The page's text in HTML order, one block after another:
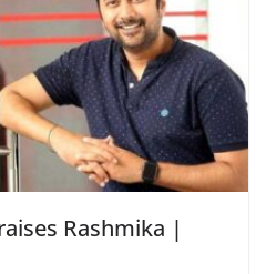
Rashmika |